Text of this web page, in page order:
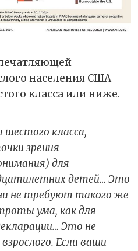
населения США
класса или ниже.
шестого класса,
зрения
для
детей… Это
не требуют такого же
ума, как для
… Это не
Если ваши